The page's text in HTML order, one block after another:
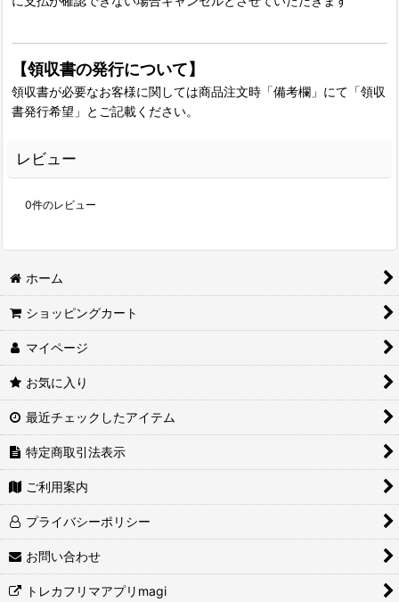
【領収書の発行について】
領収書が必要なお客様に関しては商品注文時「備考欄」にて「領収
書発行希望」とご記載ください。
レビュー
0件のレビュー
ホーム
ショッピングカート
マイページ
お気に入り
最近チェックしたアイテム
特定商取引法表示
ご利用案内
プライバシーポリシー
お問い合わせ
トレカフリマアプリmagi